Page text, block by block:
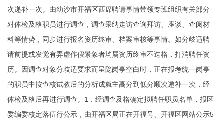
次递补一次。由幼沙市开福区西席聘请事情带领专班组织有关部分
对体检及格职员进行调查，调查采纳走访查询拜访、座谈、查阅材
料等情势，同步进行报名资历终审、档案审核等事情。如分歧适聘
请前提或发觉有弄虚作假景象者均属资历终审不迭格，打消聘任资
历。因调查对象分歧适要求而呈隐岗亭空白时，正在报考统一岗亭
的职员中按查核试教后的分析成就主高分到低分顺次递补一次，经
体检及格后再进行调查。1．经调查及格确定拟聘任职员名单，报区
委编委核定落伍行公示，由开福区局正在开福号、开福区网站公示5